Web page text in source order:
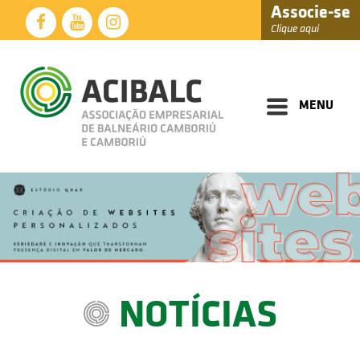
Associe-se
Clique aqui
MENU
Diretoria
Documentos
Soluções
Núcleos
NOTÍCIAS